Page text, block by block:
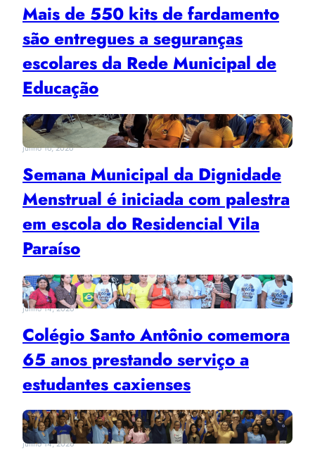
Mais de 550 kits de fardamento
são entregues a seguranças
escolares da Rede Municipal de
Educação
junho 16, 2026
Semana Municipal da Dignidade
Menstrual é iniciada com palestra
em escola do Residencial Vila
Paraíso
junho 14, 2026
Colégio Santo Antônio comemora
65 anos prestando serviço a
estudantes caxienses
junho 14, 2026